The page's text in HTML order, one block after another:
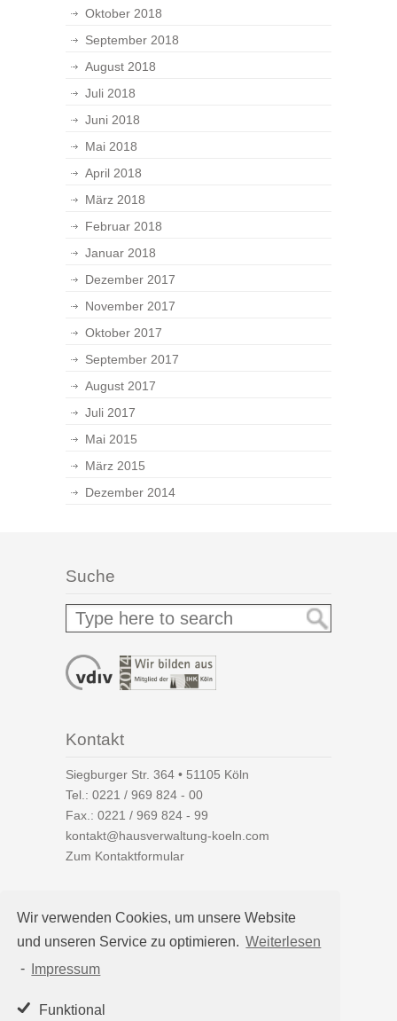
Wir verwenden Cookies, um unsere Website
und unseren Service zu optimieren. Weiterlesen
-
Impressum
Funktional
Oktober 2018
September 2018
August 2018
Juli 2018
Juni 2018
Mai 2018
April 2018
März 2018
Februar 2018
Januar 2018
Dezember 2017
November 2017
Oktober 2017
September 2017
August 2017
Juli 2017
Mai 2015
März 2015
Dezember 2014
Suche
Kontakt
Siegburger Str. 364 • 51105 Köln
Tel.: 0221 / 969 824 - 00
Fax.: 0221 / 969 824 - 99
kontakt@hausverwaltung-koeln.com
Zum Kontaktformular
Auf einen Blick
Hausverwaltung Köln
Immobilienverwaltung Köln